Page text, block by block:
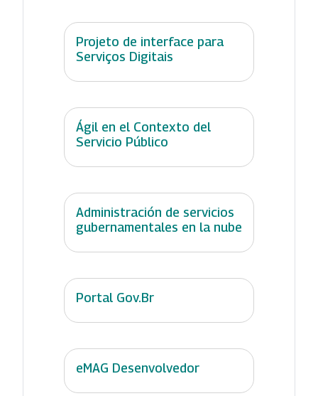
Projeto de interface para
Serviços Digitais
Ágil en el Contexto del
Servicio Público
Administración de servicios
gubernamentales en la nube
Portal Gov.Br
eMAG Desenvolvedor